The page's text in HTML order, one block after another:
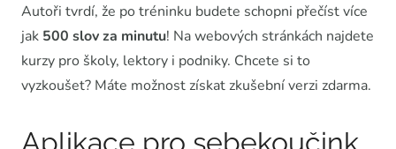
Autoři tvrdí, že po tréninku budete schopni přečíst více
jak 500 slov za minutu! Na webových stránkách najdete
kurzy pro školy, lektory i podniky. Chcete si to
vyzkoušet? Máte možnost získat zkušební verzi zdarma.
Aplikace pro sebekoučink